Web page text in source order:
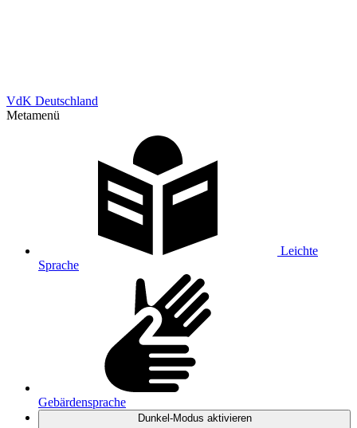
VdK Deutschland
Metamenü
Leichte
Sprache
Gebärdensprache
Dunkel-Modus aktivieren